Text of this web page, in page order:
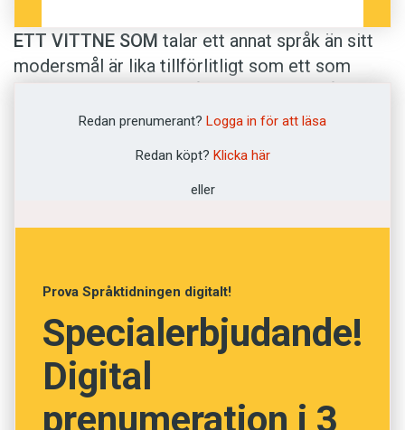
ETT VITTNE SOM talar ett annat språk än sitt
modersmål är lika tillförlitligt som ett som
talaren bedöms ofta ändå som mindre
avhandling i psykologi vid Stockholms
alla om händelseförloppet på modersmålet
svenska eller andraspråket engelska. Båda
grupperna kom ihåg ungefär lika många detaljer.
Men andraspråkstalarna kände sig mer osäkra
och ansågs också vara mindre trovärdiga. Den
som däremot talade flytande uppfattades som
Redan prenumerant? Logga in för att läsa
Redan köpt? Klicka här
eller
Prova Språktidningen digitalt!
Specialerbjudande!
Digital
prenumeration i 3